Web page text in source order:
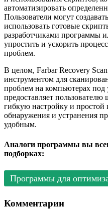
автоматизировать
Пользователи могут
использовать готовые
разработчиками программы
упростить и ускорить
проблем.
В целом, Farbar Recovery
инструментом для
проблем на компьютерах
предоставляет
гибкую настройку и простой
обнаружения и устранения
удобным.
Аналоги программы вы
подборках:
Программы для
Комментарии